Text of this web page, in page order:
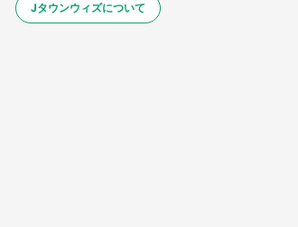
Jタウンウィズについて